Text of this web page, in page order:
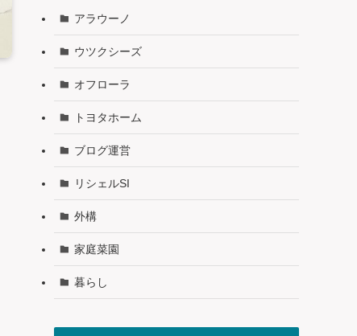
アラウーノ
ウツクシーズ
オフローラ
トヨタホーム
ブログ運営
リシェルSI
外構
家庭菜園
暮らし